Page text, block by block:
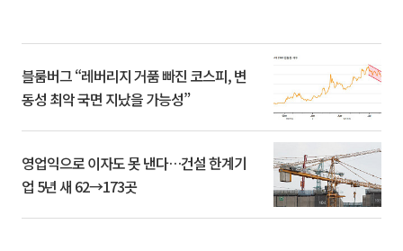
블룸버그 “레버리지 거품 빠진 코스피, 변
동성 최악 국면 지났을 가능성”
영업익으로 이자도 못 낸다…건설 한계기
업 5년 새 62→173곳